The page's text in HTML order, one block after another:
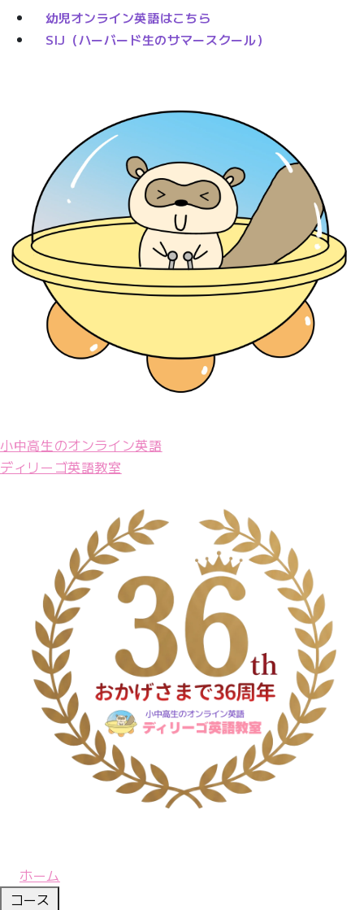
幼児オンライン英語はこちら
SIJ（ハーバード生のサマースクール）
小中高生のオンライン英語
ディリーゴ英語教室
ホーム
コース